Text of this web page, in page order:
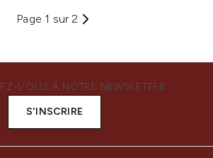
Page 1 sur 2
VOUS À NOTRE NEWSLETTER
S'INSCRIRE